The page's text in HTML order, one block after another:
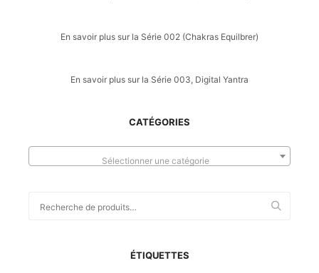
En savoir plus sur la Série 002 (Chakras Equilbrer)
En savoir plus sur la Série 003, Digital Yantra
CATÉGORIES
Sélectionner une catégorie
pour :
ÉTIQUETTES